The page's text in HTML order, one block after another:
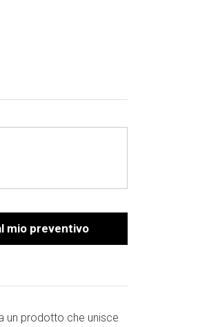
mio preventivo
un prodotto che unisce